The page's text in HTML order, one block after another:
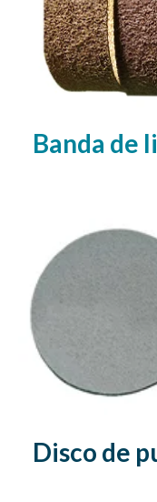
Banda de
Disco de